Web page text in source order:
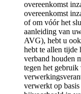
overeenkomst
overeenkomst
of om vóór het
aanleiding van
AVG), hebt u
hebt te allen tijde
verband houden
tegen het gebruik
verwerkt op